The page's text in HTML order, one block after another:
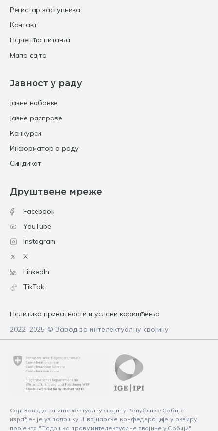
Регистар заступника
Контакт
Најчешћа питања
Мапа сајта
Јавност у раду
Јавне набавке
Јавне расправе
Конкурси
Информатор о раду
Синдикат
Друштвене мреже
Facebook
YouTube
Instagram
X
LinkedIn
TikTok
Политика приватности и услови коришћења
2022-2025 © Завод за интелектуалну својину
Сајт Завода за интелектуалну својину Републике Србије
израђен је уз подршку Швајцарске конфедерације у оквиру
пројекта "Подршка праву интелектуалне својине у Србији"